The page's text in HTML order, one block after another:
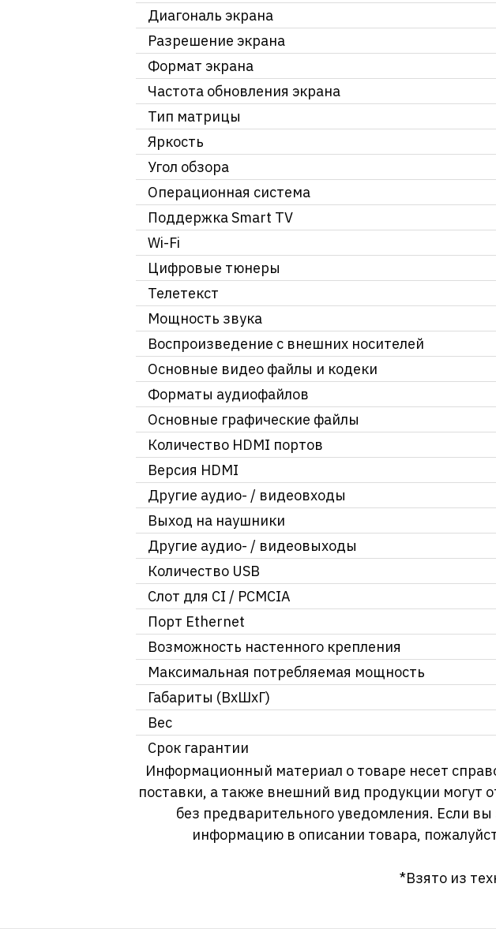
Диагональ экрана
Разрешение экрана
Формат экрана
Частота обновления экрана
Тип матрицы
Яркость
Угол обзора
Операционная система
Поддержка Smart TV
Wi-Fi
Цифровые тюнеры
Телетекст
Мощность звука
Воспроизведение с внешних носителей
Основные видео файлы и кодеки
Форматы аудиофайлов
Основные графические файлы
Количество HDMI портов
Версия HDMI
Другие аудио- / видеовходы
Выход на наушники
Другие аудио- / видеовыходы
Количество USB
Слот для CI / PCMCIA
Порт Ethernet
Возможность настенного крепления
Максимальная потребляемая мощность
Габариты (ВхШхГ)
Вес
Срок гарантии
Информационный материал о товаре несет
поставки, а также внешний вид продукции могут
без предварительного уведомления. Если
информацию в описании товара,
*Взято из